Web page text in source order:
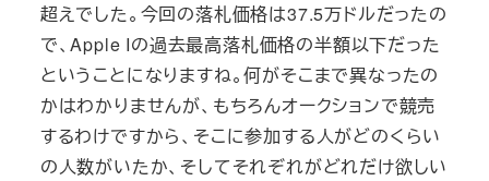
超えでした。今回の落札価格は37.5万ドルだったの
で、Apple Iの過去最高落札価格の半額以下だった
ということになりますね。何がそこまで異なったの
かはわかりませんが、もちろんオークションで競売
するわけですから、そこに参加する人がどのくらい
の人数がいたか、そしてそれぞれがどれだけ欲しい